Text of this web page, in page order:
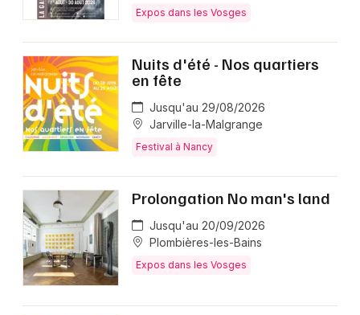
Expos dans les Vosges
Nuits d'été - Nos quartiers
en fête
Jusqu'au 29/08/2026
Jarville-la-Malgrange
Festival à Nancy
Prolongation No man's land
Jusqu'au 20/09/2026
Plombières-les-Bains
Expos dans les Vosges